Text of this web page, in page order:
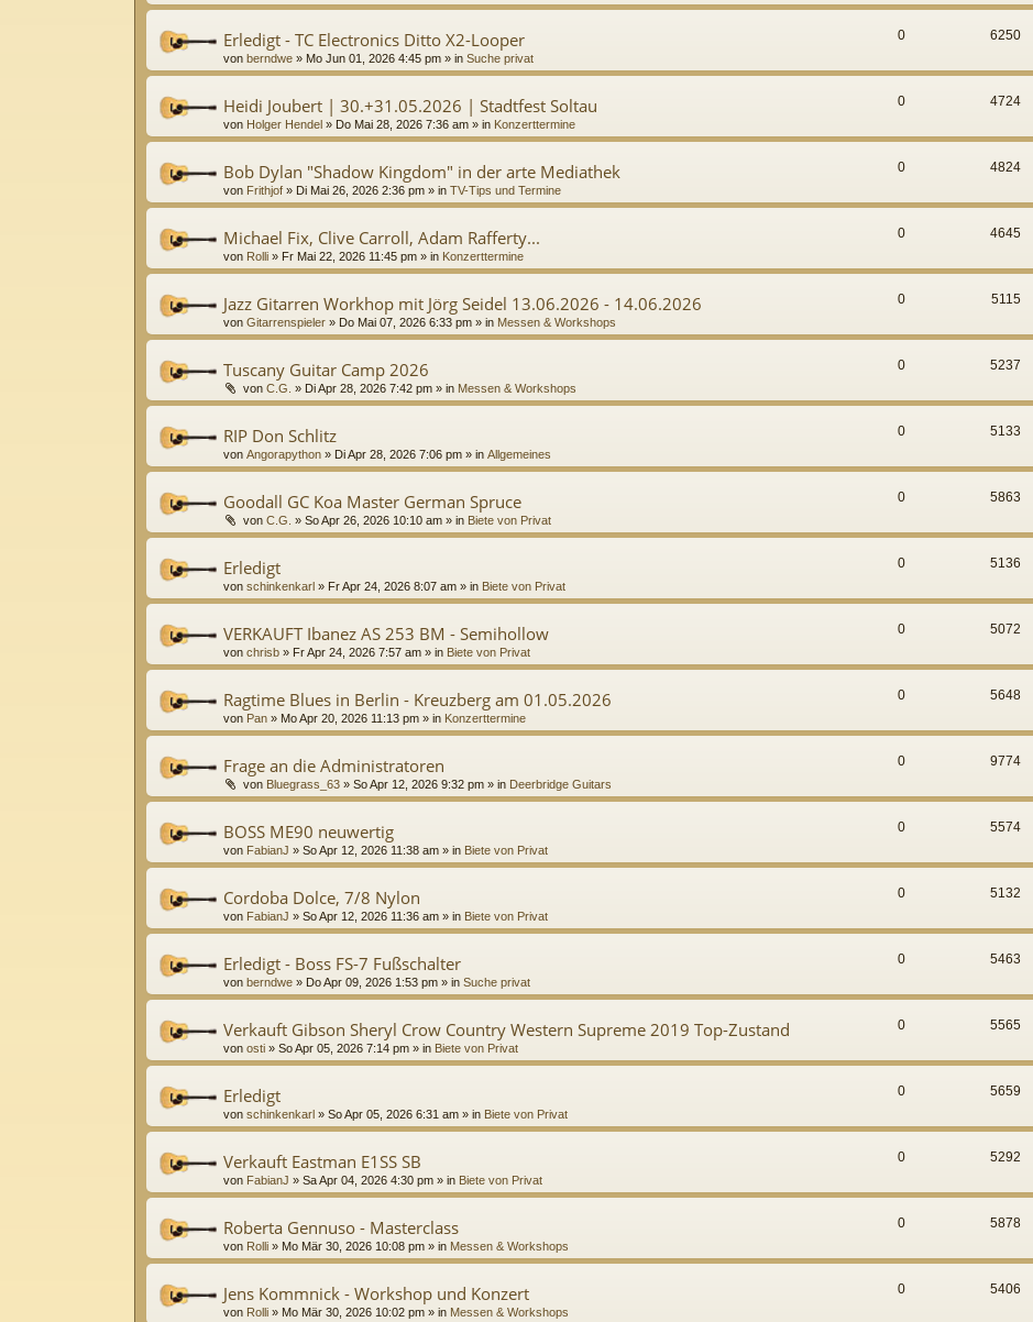
Erledigt - TC Electronics Ditto X2-Looper
von berndwe » Mo Jun 01, 2026 4:45 pm » in Suche privat
0 6250
Heidi Joubert | 30.+31.05.2026 | Stadtfest Soltau
von Holger Hendel » Do Mai 28, 2026 7:36 am » in Konzerttermine
0 4724
Bob Dylan "Shadow Kingdom" in der arte Mediathek
von Frithjof » Di Mai 26, 2026 2:36 pm » in TV-Tips und Termine
0 4824
Michael Fix, Clive Carroll, Adam Rafferty...
von Rolli » Fr Mai 22, 2026 11:45 pm » in Konzerttermine
0 4645
Jazz Gitarren Workhop mit Jörg Seidel 13.06.2026 - 14.06.2026
von Gitarrenspieler » Do Mai 07, 2026 6:33 pm » in Messen & Workshops
0 5115
Tuscany Guitar Camp 2026
vonC.G. » Di Apr 28, 2026 7:42 pm » in Messen & Workshops
0 5237
RIP Don Schlitz
von Angorapython » Di Apr 28, 2026 7:06 pm » in Allgemeines
0 5133
Goodall GC Koa Master German Spruce
vonC.G. »So Apr 26, 2026 10:10 am » in Biete von Privat
0 5863
Erledigt
von schinkenkarl » Fr Apr 24, 2026 8:07 am » in Biete von Privat
0 5136
VERKAUFT Ibanez AS 253 BM - Semihollow
von chrisb » Fr Apr 24, 2026 7:57 am » in Biete von Privat
0 5072
Ragtime Blues in Berlin - Kreuzberg am 01.05.2026
von Pan » Mo Apr 20, 2026 11:13 pm » in Konzerttermine
0 5648
Frage an die Administratoren
von Bluegrass_63 »So Apr 12, 2026 9:32 pm » in Deerbridge Guitars
0 9774
BOSS ME90 neuwertig
von FabianJ » So Apr 12, 2026 11:38 am » in Biete von Privat
0 5574
Cordoba Dolce, 7/8 Nylon
von FabianJ » So Apr 12, 2026 11:36 am » in Biete von Privat
0 5132
Erledigt - Boss FS-7 Fußschalter
von berndwe » Do Apr 09, 2026 1:53 pm » in Suche privat
0 5463
Verkauft Gibson Sheryl Crow Country Western Supreme 2019 Top-Zustand
von osti » So Apr 05, 2026 7:14 pm » in Biete von Privat
0 5565
Erledigt
von schinkenkarl » So Apr 05, 2026 6:31 am » in Biete von Privat
0 5659
Verkauft Eastman E1SS SB
von FabianJ » Sa Apr 04, 2026 4:30 pm » in Biete von Privat
0 5292
Roberta Gennuso - Masterclass
von Rolli » Mo Mär 30, 2026 10:08 pm » in Messen & Workshops
0 5878
Jens Kommnick - Workshop und Konzert
von Rolli » Mo Mär 30, 2026 10:02 pm » in Messen & Workshops
0 5406